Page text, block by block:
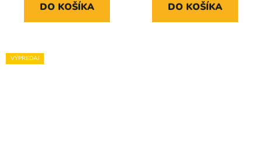
DO KOŠÍKA DO KOŠÍKA
VÝPREDAJ